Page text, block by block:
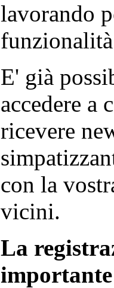
lavorando
E' già
accedere a
ricevere
con la
vicini.
La